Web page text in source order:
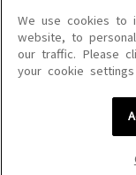
このサイトに掲載されてい
を問わず、著作権法の定め
を禁じます。
楽曲及びコンテンツは、機
楽曲及びコンテンツの配信
We use cookies to
website, to
our traffic. Please
your cookie